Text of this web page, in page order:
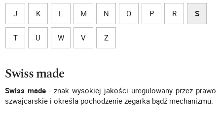
J K L M N O P R S
T U W V Z
Swiss made
Swiss made - znak wysokiej jakości uregulowany przez prawo
szwajcarskie i określa pochodzenie zegarka bądź mechanizmu.